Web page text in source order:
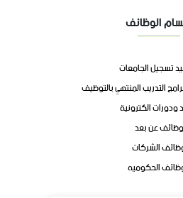
الوظائف
تسجيل الجامعات
التدريب المنتهي بالتوظيف
ودورات الكترونية
وظائف عن بعد
الشركات
الحكوميه